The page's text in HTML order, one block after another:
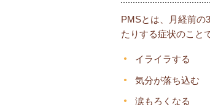
PMSとは、月経前の
たりする症状のこと
イライラする
気分が落ち込む
涙もろくなる